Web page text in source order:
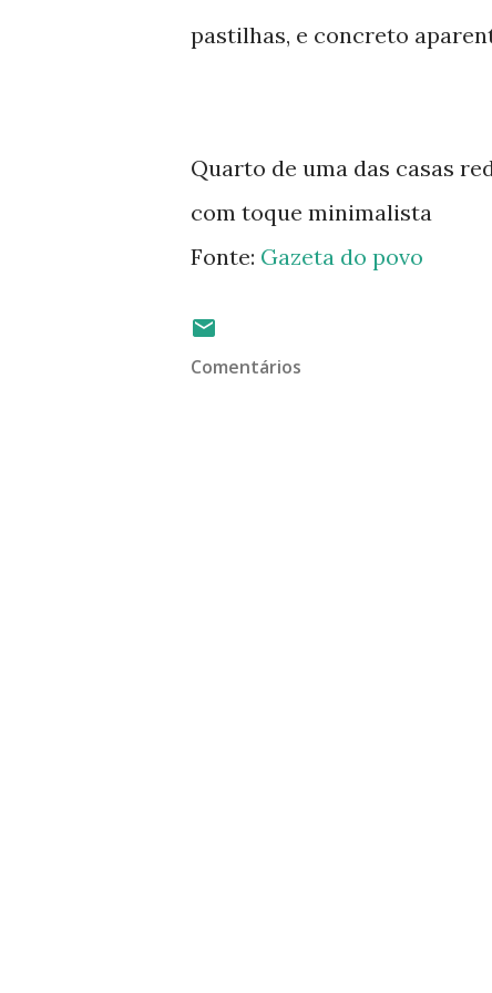
pastilhas, e concreto
Quarto de uma das casas
com toque minimalista
Fonte: Gazeta do povo
Comentários